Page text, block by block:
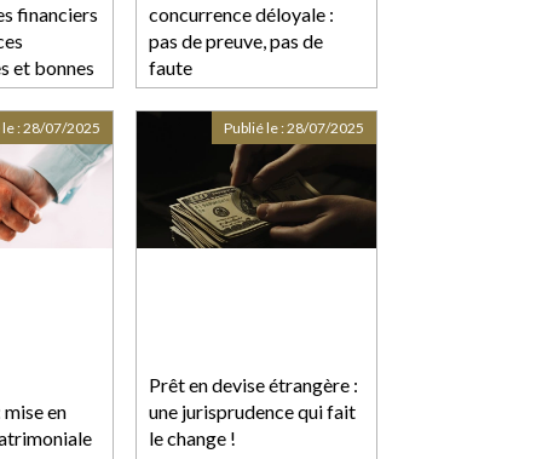
financiers
et bonnes
à
de
fins de
produit
concurrence déloyale :
pas de preuve, pas de
faute
en
:28/07/2025
Prêt en devise étrangère :
une jurisprudence qui fait
le change !
Publié le :28/07/2025